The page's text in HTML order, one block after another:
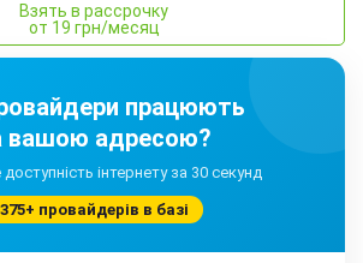
Взять в рассрочку
от 19 грн/месяц
працюють
вашою адресою?
інтернету за 30 секунд
375+ провайдерів в базі